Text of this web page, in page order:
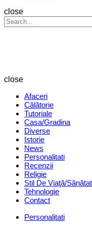
Search
close
Search
for:
close
Afaceri
Călătorie
Tutoriale
Casa/Gradina
Diverse
Istorie
News
Personalitati
Recenzii
Religie
Stil De Viaţă/
Tehnologie
Contact
CategoriesPersonalitati